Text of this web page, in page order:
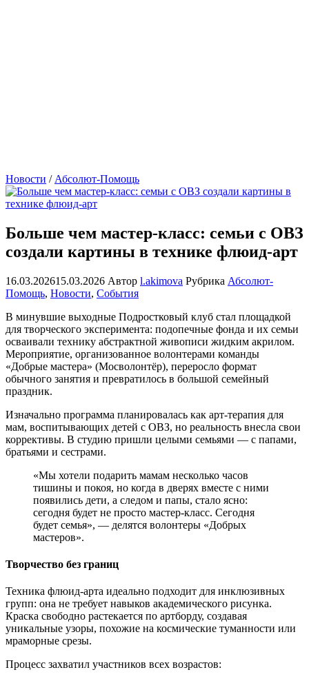
Новости / Абсолют-Помощь
Больше чем мастер-класс: семьи с ОВЗ
создали картины в технике флюид-арт
16.03.202615.03.2026 Автор l.akimova Рубрика Абсолют-
Помощь, Новости, События
В минувшие выходные Подростковый клуб стал площадкой
для творческого эксперимента: подопечные фонда и их семьи
осваивали технику абстрактной живописи жидким акрилом.
Мероприятие, организованное волонтерами команды
«Добрые мастера» (Мосволонтёр), переросло формат
обычного занятия и превратилось в большой семейный
праздник.
Изначально программа планировалась как арт-терапия для
мам, воспитывающих детей с ОВЗ, но реальность внесла свои
коррективы. В студию пришли целыми семьями — с папами,
братьями и сестрами.
«Мы хотели подарить мамам несколько часов
тишины и покоя, но когда в дверях вместе с ними
появились дети, а следом и папы, стало ясно:
сегодня будет не просто мастер-класс. Сегодня
будет семья», — делятся волонтеры «Добрых
мастеров».
Творчество без границ
Техника флюид-арта идеально подходит для инклюзивных
групп: она не требует навыков академического рисунка.
Краска свободно растекается по артборду, создавая
уникальные узоры, похожие на космические туманности или
мраморные срезы.
Процесс захватил участников всех возрастов: